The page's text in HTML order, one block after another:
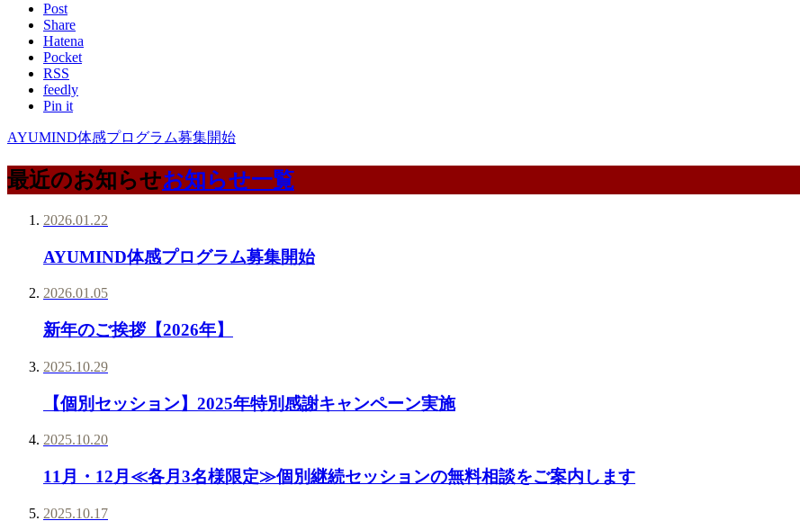
Post
Share
Hatena
Pocket
RSS
feedly
Pin it
AYUMIND体感プログラム募集開始
最近のお知らせお知らせ一覧
2026.01.22
AYUMIND体感プログラム募集開始
2026.01.05
新年のご挨拶【2026年】
2025.10.29
【個別セッション】2025年特別感謝キャンペーン実施
2025.10.20
11月・12月≪各月3名様限定≫個別継続セッションの無料相談をご案内します
2025.10.17